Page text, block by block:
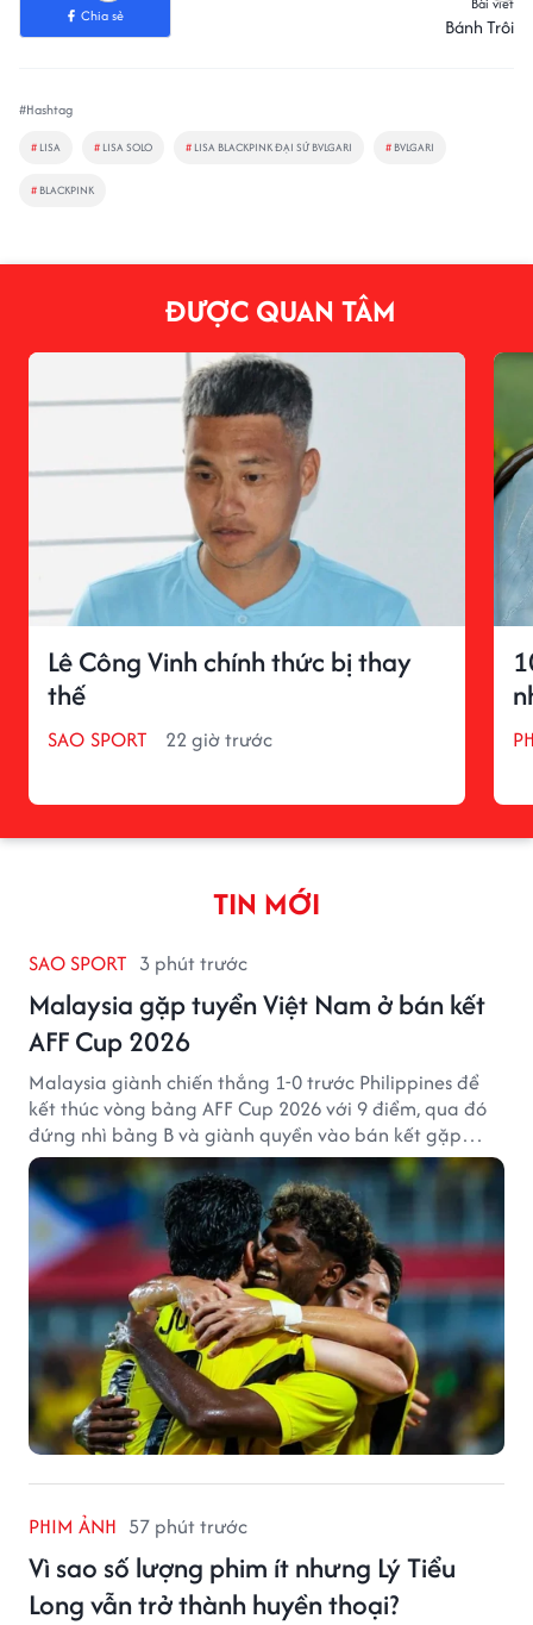
Chia sẻ
Bài viết
Bánh Trôi
#Hashtag
# LISA # LISA SOLO # LISA BLACKPINK ĐẠI SỨ BVLGARI # BVLGARI
# BLACKPINK
ĐƯỢC QUAN TÂM
Lê Công Vinh chính thức bị thay
thế
SAO SPORT 22 giờ trước
TIN MỚI
SAO SPORT 3 phút trước
Malaysia gặp tuyển Việt Nam ở bán kết
AFF Cup 2026
Malaysia giành chiến thắng 1-0 trước Philippines để
kết thúc vòng bảng AFF Cup 2026 với 9 điểm, qua đó
đứng nhì bảng B và giành quyền vào bán kết gặp
tuyển Việt Nam.
PHIM ẢNH 57 phút trước
Vì sao số lượng phim ít nhưng Lý Tiểu
Long vẫn trở thành huyền thoại?